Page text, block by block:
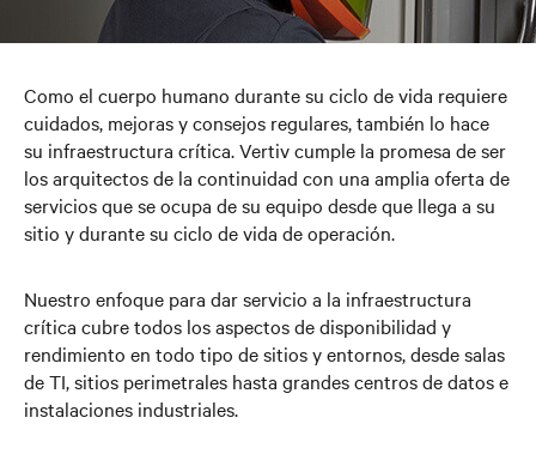
Como el cuerpo humano durante su ciclo de vida requiere
cuidados, mejoras y consejos regulares, también lo hace
su infraestructura crítica. Vertiv cumple la promesa de ser
los arquitectos de la continuidad con una amplia oferta de
servicios que se ocupa de su equipo desde que llega a su
sitio y durante su ciclo de vida de operación.
Nuestro enfoque para dar servicio a la infraestructura
crítica cubre todos los aspectos de disponibilidad y
rendimiento en todo tipo de sitios y entornos, desde salas
de TI, sitios perimetrales hasta grandes centros de datos e
instalaciones industriales.